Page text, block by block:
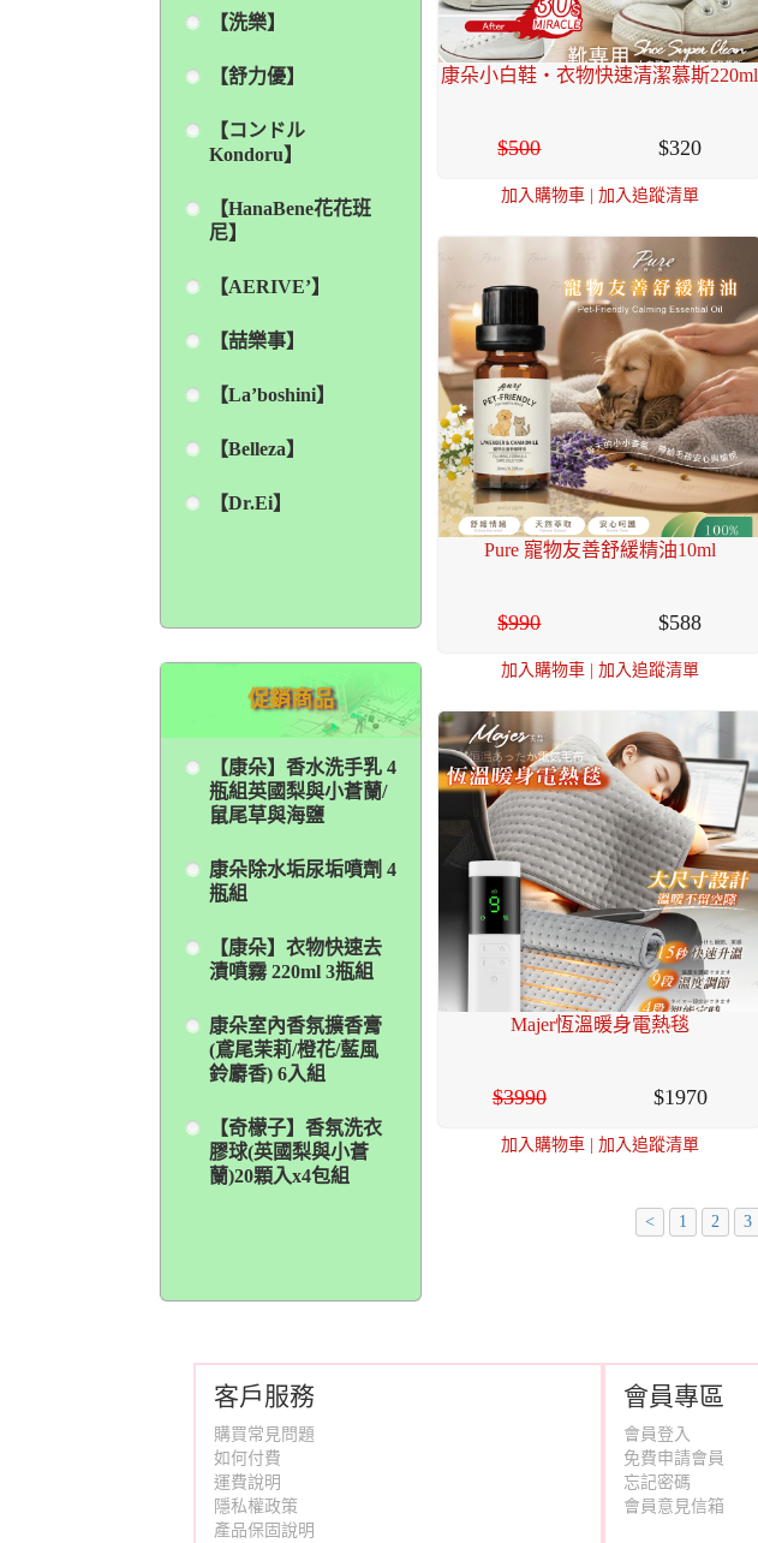
【洗樂】
【舒力優】
【コンドル
Kondoru】
【HanaBene花花班
尼】
【AERIVE’】
【喆樂事】
【La’boshini】
【Belleza】
【Dr.Ei】
促銷商品
【康朵】香水洗手乳 4
瓶組英國梨與小蒼蘭/
鼠尾草與海鹽
康朵除水垢尿垢噴劑 4
瓶組
【康朵】衣物快速去
漬噴霧 220ml 3瓶組
康朵室內香氛擴香膏
(鳶尾茉莉/橙花/藍風
鈴麝香) 6入組
【奇檬子】香氛洗衣
膠球(英國梨與小蒼
蘭)20顆入x4包組
康朵小白鞋・衣物快速清潔慕斯220ml
500 320
加入購物車| 加入追蹤清單
Pure 寵物友善舒緩精油10ml
990 588
加入購物車| 加入追蹤清單
Majer恆溫暖身電熱毯
3990 1970
加入購物車| 加入追蹤清單
< 1 2 3
客戶服務
購買常見問題
如何付費
運費說明
隱私權政策
產品保固說明
會員專區
會員登入
免費申請會員
忘記密碼
會員意見信箱